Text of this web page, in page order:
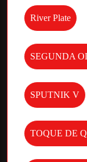
River Plate
SEGUNDA
SPUTNIK V
TOQUE DE